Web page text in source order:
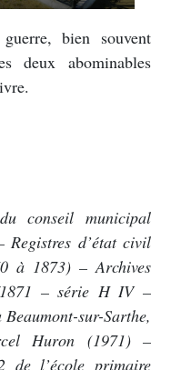
bien souvent
deux abominables
conseil municipal
Registres d’état civil
à 1873) – Archives
1871 – série H IV –
sur-Sarthe,
Huron (1971) –
de l’école primaire